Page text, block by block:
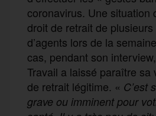
coronavirus. Une situation
droit de retrait de
d’agents lors de la
cas, pendant son
Travail a laissé paraître sa
de retrait légitime. « C’est
grave ou imminent pour